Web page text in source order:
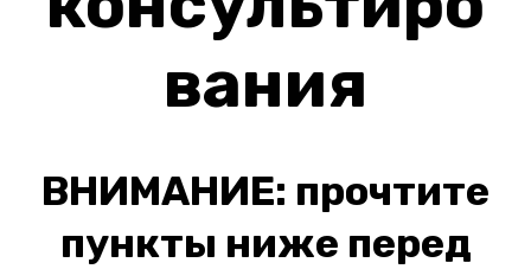
вания
ВНИМАНИЕ: прочтите
пункты ниже перед